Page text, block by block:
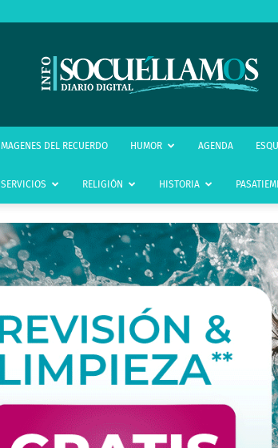
infoSocuéllamos
IMAGENES DEL RECUERDO HUMOR AGENDA
SERVICIOS RELIGIÓN HISTORIA